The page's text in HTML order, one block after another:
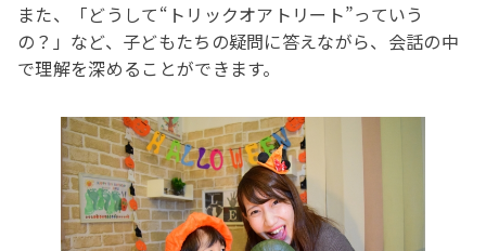
また、「どうして“トリックオアトリート”っていう
の？」など、子どもたちの疑問に答えながら、会話の中
で理解を深めることができます。